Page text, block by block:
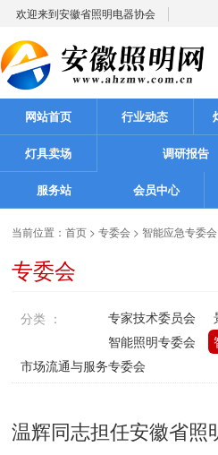
欢迎来到安徽省照明电器协会
网站首页 行业动态
灯具卖场 调研报告
服务站 会员中心
当前位置：首页 >专委会 >智能应急专委会
专委会
分类 ： 专家技术委员会
智能照明专委会
市场流通与服务专委会